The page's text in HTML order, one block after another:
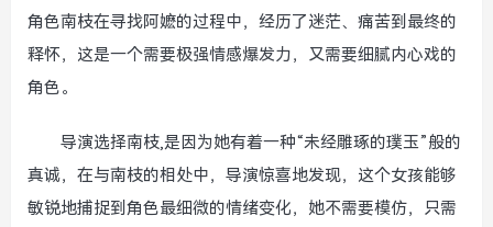
角色南枝在寻找阿嬷的过程中，经历了迷茫、痛苦到最终的
释怀，这是一个需要极强情感爆发力，又需要细腻内心戏的
角色。
导演选择南枝,是因为她有着一种“未经雕琢的璞玉”般的
真诚，在与南枝的相处中，导演惊喜地发现，这个女孩能够
敏锐地捕捉到角色最细微的情绪变化，她不需要模仿，只需